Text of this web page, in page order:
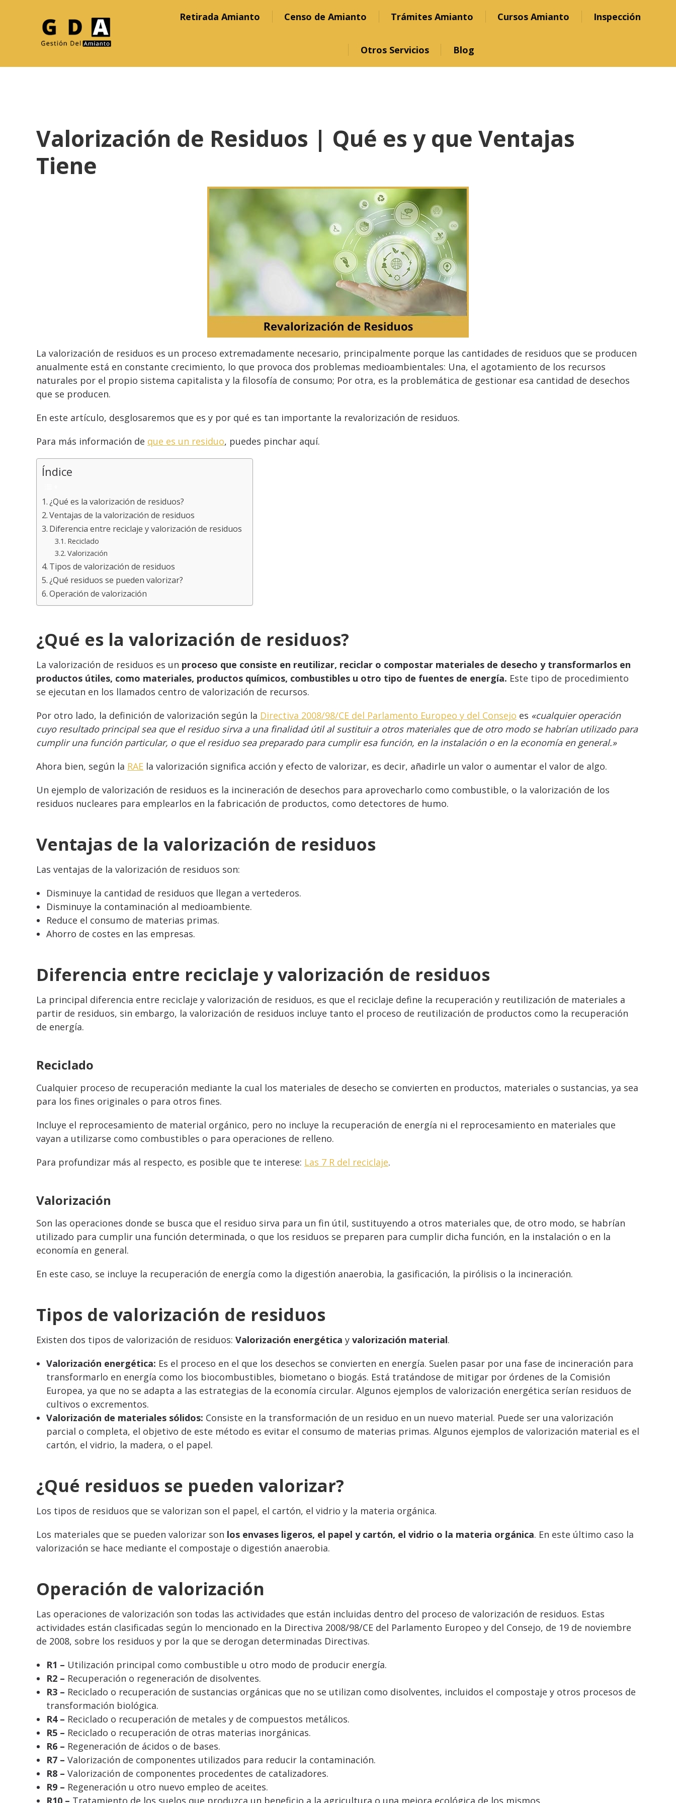
Retirada Amianto Censo de Amianto Trámites Amianto Cursos Amianto Inspección
Otros Servicios Blog
Valorización de Residuos | Qué es y que Ventajas
Tiene
La valorización de residuos es un proceso extremadamente necesario, principalmente porque las cantidades de residuos que se producen
anualmente está en constante crecimiento, lo que provoca dos problemas medioambientales: Una, el agotamiento de los recursos
naturales por el propio sistema capitalista y la filosofía de consumo; Por otra, es la problemática de gestionar esa cantidad de desechos
que se producen.
En este artículo, desglosaremos que es y por qué es tan importante la revalorización de residuos.
Para más información de que es un residuo, puedes pinchar aquí.
Índice
¿Qué es la valorización de residuos?
Ventajas de la valorización de residuos
Diferencia entre reciclaje y valorización de residuos
Reciclado
Valorización
Tipos de valorización de residuos
¿Qué residuos se pueden valorizar?
Operación de valorización
¿Qué es la valorización de residuos?
La valorización de residuos es un proceso que consiste en reutilizar, reciclar o compostar materiales de desecho y transformarlos en
productos útiles, como materiales, productos químicos, combustibles u otro tipo de fuentes de energía. Este tipo de procedimiento
se ejecutan en los llamados centro de valorización de recursos.
Por otro lado, la definición de valorización según la Directiva 2008/98/CE del Parlamento Europeo y del Consejo es «cualquier operación
cuyo resultado principal sea que el residuo sirva a una finalidad útil al sustituir a otros materiales que de otro modo se habrían utilizado para
cumplir una función particular, o que el residuo sea preparado para cumplir esa función, en la instalación o en la economía en general.»
Ahora bien, según la RAE la valorización significa acción y efecto de valorizar, es decir, añadirle un valor o aumentar el valor de algo.
Un ejemplo de valorización de residuos es la incineración de desechos para aprovecharlo como combustible, o la valorización de los
residuos nucleares para emplearlos en la fabricación de productos, como detectores de humo.
Ventajas de la valorización de residuos
Las ventajas de la valorización de residuos son:
Disminuye la cantidad de residuos que llegan a vertederos.
Disminuye la contaminación al medioambiente.
Reduce el consumo de materias primas.
Ahorro de costes en las empresas.
Diferencia entre reciclaje y valorización de residuos
La principal diferencia entre reciclaje y valorización de residuos, es que el reciclaje define la recuperación y reutilización de materiales a
partir de residuos, sin embargo, la valorización de residuos incluye tanto el proceso de reutilización de productos como la recuperación
de energía.
Reciclado
Cualquier proceso de recuperación mediante la cual los materiales de desecho se convierten en productos, materiales o sustancias, ya sea
para los fines originales o para otros fines.
Incluye el reprocesamiento de material orgánico, pero no incluye la recuperación de energía ni el reprocesamiento en materiales que
vayan a utilizarse como combustibles o para operaciones de relleno.
Para profundizar más al respecto, es posible que te interese: Las 7 R del reciclaje.
Valorización
Son las operaciones donde se busca que el residuo sirva para un fin útil, sustituyendo a otros materiales que, de otro modo, se habrían
utilizado para cumplir una función determinada, o que los residuos se preparen para cumplir dicha función, en la instalación o en la
economía en general.
En este caso, se incluye la recuperación de energía como la digestión anaerobia, la gasificación, la pirólisis o la incineración.
Tipos de valorización de residuos
Existen dos tipos de valorización de residuos: Valorización energética y valorización material.
Valorización energética: Es el proceso en el que los desechos se convierten en energía. Suelen pasar por una fase de incineración para
transformarlo en energía como los biocombustibles, biometano o biogás. Está tratándose de mitigar por órdenes de la Comisión
Europea, ya que no se adapta a las estrategias de la economía circular. Algunos ejemplos de valorización energética serían residuos de
cultivos o excrementos.
Valorización de materiales sólidos: Consiste en la transformación de un residuo en un nuevo material. Puede ser una valorización
parcial o completa, el objetivo de este método es evitar el consumo de materias primas. Algunos ejemplos de valorización material es el
cartón, el vidrio, la madera, o el papel.
¿Qué residuos se pueden valorizar?
Los tipos de residuos que se valorizan son el papel, el cartón, el vidrio y la materia orgánica.
Los materiales que se pueden valorizar son los envases ligeros, el papel y cartón, el vidrio o la materia orgánica. En este último caso la
valorización se hace mediante el compostaje o digestión anaerobia.
Operación de valorización
Las operaciones de valorización son todas las actividades que están incluidas dentro del proceso de valorización de residuos. Estas
actividades están clasificadas según lo mencionado en la Directiva 2008/98/CE del Parlamento Europeo y del Consejo, de 19 de noviembre
de 2008, sobre los residuos y por la que se derogan determinadas Directivas.
R1 – Utilización principal como combustible u otro modo de producir energía.
R2 – Recuperación o regeneración de disolventes.
R3 – Reciclado o recuperación de sustancias orgánicas que no se utilizan como disolventes, incluidos el compostaje y otros procesos de
transformación biológica.
R4 – Reciclado o recuperación de metales y de compuestos metálicos.
R5 – Reciclado o recuperación de otras materias inorgánicas.
R6 – Regeneración de ácidos o de bases.
R7 – Valorización de componentes utilizados para reducir la contaminación.
R8 – Valorización de componentes procedentes de catalizadores.
R9 – Regeneración u otro nuevo empleo de aceites.
R10 – Tratamiento de los suelos que produzca un beneficio a la agricultura o una mejora ecológica de los mismos.